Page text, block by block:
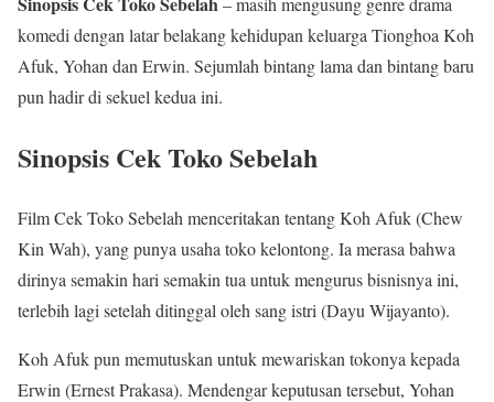
komedi dengan latar belakang kehidupan keluarga Tionghoa Koh
Afuk, Yohan dan Erwin. Sejumlah bintang lama dan bintang baru
pun hadir di sekuel kedua ini.
Sinopsis Cek Toko Sebelah
Film Cek Toko Sebelah menceritakan tentang Koh Afuk (Chew
Kin Wah), yang punya usaha toko kelontong. Ia merasa bahwa
dirinya semakin hari semakin tua untuk mengurus bisnisnya ini,
terlebih lagi setelah ditinggal oleh sang istri (Dayu Wijayanto).
Koh Afuk pun memutuskan untuk mewariskan tokonya kepada
Erwin (Ernest Prakasa). Mendengar keputusan tersebut, Yohan